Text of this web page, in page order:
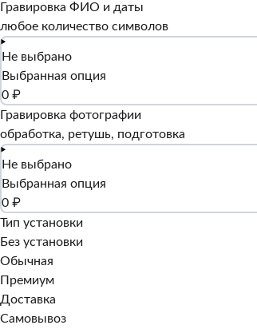
Гравировка ФИО и даты
любое количество символов
Не выбрано
Выбранная опция
0 ₽
Гравировка фотографии
обработка, ретушь, подготовка
Не выбрано
Выбранная опция
0 ₽
Тип установки
Без установки
Обычная
Премиум
Доставка
Самовывоз